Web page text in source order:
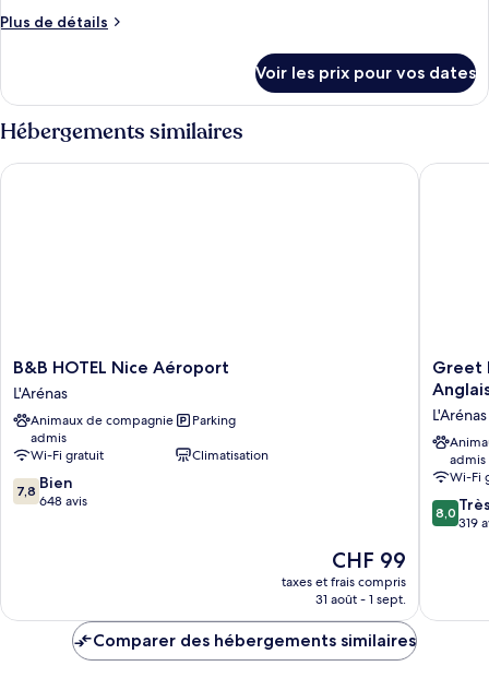
Plus de détails
Plus
le
type
de
chambre
Standard
Voir les prix pour vos dates
Hébergements similaires
B&B
HOTEL
Nice
Aéroport
L'Arénas
B&B HOTEL Nice Aéroport
L'Arénas
Animaux de compagnie
admis
Parking
Wi-Fi gratuit
Climatisation
7.8
sur
7,8 Bien
648 avis
Le
nouveau
prix
de
CHF 99
taxes et frais compris
31 août - 1 sept.
B&B HOTEL Nice Aéroport
Greet
Hotel
Nice
des
Anglais
L'Arénas
Greet
L'Arénas
admis
Wi-Fi
8.0
sur
8,0
319
Greet
Comparer des hébergements similaires